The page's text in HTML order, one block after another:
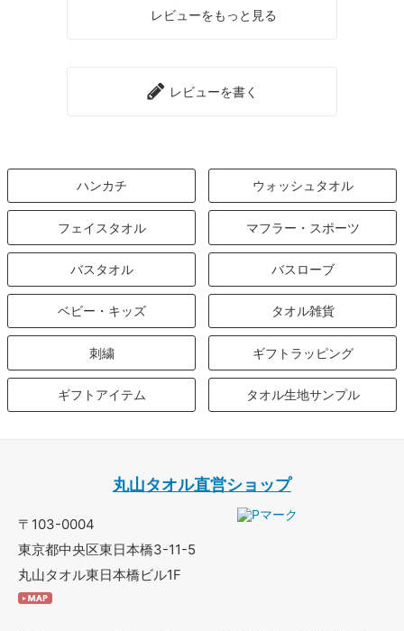
レビューをもっと見る
レビューを書く
ハンカチ ウォッシュタオル
フェイスタオル マフラー・スポーツ
バスタオル バスローブ
ベビー・キッズ タオル雑貨
刺繍 ギフトラッピング
ギフトアイテム タオル生地サンプル
丸山タオル直営ショップ
〒103-0004
東京都中央区東日本橋3-11-5
丸山タオル東日本橋ビル1F